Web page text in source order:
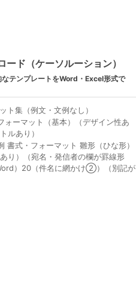
ド（ケーソルーション）
テンプレートをWord・Excel形式で
ト集（例文・文例なし）
ォーマット（基本）（デザイン性あ
ルあり）
書式・フォーマット 雛形（ひな形）
り）（宛名・発信者の欄が罫線形
）20（件名に網かけ②）（別記が